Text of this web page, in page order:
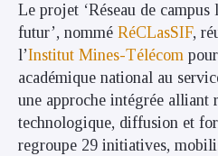
Le projet ‘Réseau de
futur’, nommé RéCLasSIF,
l’Institut Mines-Télécom
académique national au
une approche intégrée alliant
technologique, diffusion et
regroupe 29 initiatives,